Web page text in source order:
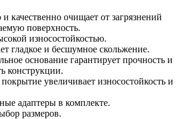
качественно очищает от загрязнений
поверхность.
износостойкостью.
гладкое и бесшумное скольжение.
основание гарантирует прочность и
конструкции.
увеличивает износостойкость и
адаптеры в комплекте.
размеров.